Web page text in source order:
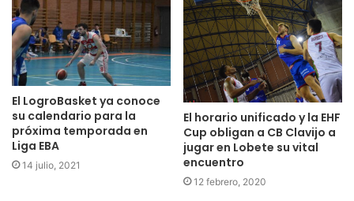
El LogroBasket ya conoce
su calendario para la
próxima temporada en
Liga EBA
14 julio, 2021
El horario unificado y la EHF
Cup obligan a CB Clavijo a
jugar en Lobete su vital
encuentro
12 febrero, 2020